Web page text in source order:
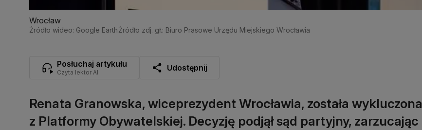
Wrocław
Źródło wideo: Google EarthŹródło zdj. gł.: Biuro Prasowe Urzędu Miejskiego Wrocławia
Posłuchaj artykułu
Czyta lektor AI Udostępnij
Renata Granowska, wiceprezydent Wrocławia, została wykluczona
z Platformy Obywatelskiej. Decyzję podjął sąd partyjny, zarzucając